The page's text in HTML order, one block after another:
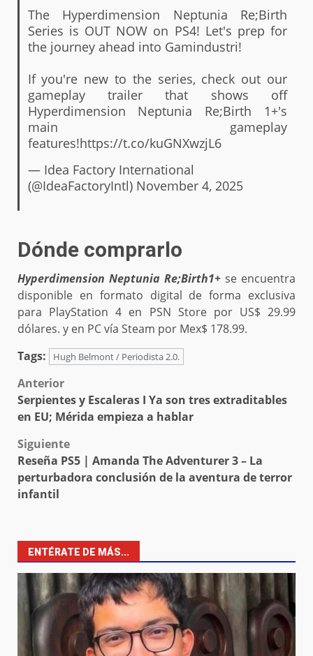
The Hyperdimension Neptunia Re;Birth
Series is OUT NOW on PS4! Let's prep for
the journey ahead into Gamindustri!
If you're new to the series, check out our
gameplay trailer that shows off
Hyperdimension Neptunia Re;Birth 1+'s
main gameplay
features!https://t.co/kuGNXwzjL6
— Idea Factory International
(@IdeaFactoryIntl) November 4, 2025
Dónde comprarlo
Hyperdimension Neptunia Re;Birth1+ se encuentra
disponible en formato digital de forma exclusiva
para PlayStation 4 en PSN Store por US$ 29.99
dólares. y en PC vía Steam por Mex$ 178.99.
Tags:
Hugh Belmont / Periodista 2.0.
Post
navigation
Anterior
Serpientes y Escaleras I Ya son tres extraditables
en EU; Mérida empieza a hablar
Siguiente
Reseña PS5 | Amanda The Adventurer 3 – La
perturbadora conclusión de la aventura de terror
infantil
ENTÉRATE DE MÁS...